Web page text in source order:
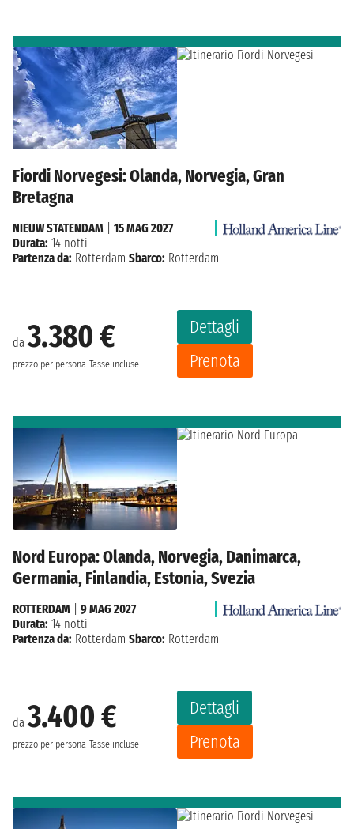
Fiordi Norvegesi: Olanda, Norvegia, Gran
Bretagna
da3.380 €
prezzo per persona Tasse incluse
Dettagli
Prenota
NIEUW STATENDAM
15 MAG 2027
Durata: 14 notti
Partenza da: Rotterdam Sbarco: Rotterdam
Nord Europa: Olanda, Norvegia, Danimarca,
Germania, Finlandia, Estonia, Svezia
da3.400 €
prezzo per persona Tasse incluse
Dettagli
Prenota
ROTTERDAM
9 MAG 2027
Durata: 14 notti
Partenza da: Rotterdam Sbarco: Rotterdam